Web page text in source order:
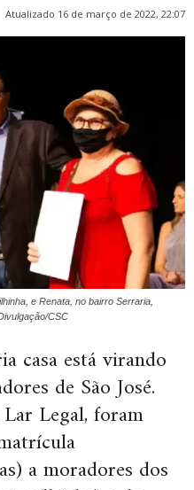
Atualizado 16 de março de 2022, 22:07
e Renata, no bairro Serraria,
CSC
casa está virando
de São José.
Legal, foram
a moradores dos